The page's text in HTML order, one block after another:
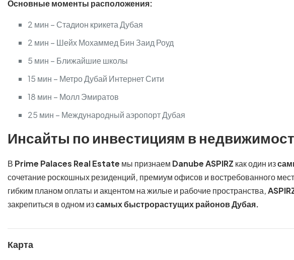
Основные моменты расположения:
2 мин – Стадион крикета Дубая
2 мин – Шейх Мохаммед Бин Заид Роуд
5 мин – Ближайшие школы
15 мин – Метро Дубай Интернет Сити
18 мин – Молл Эмиратов
25 мин – Международный аэропорт Дубая
Инсайты по инвестициям в
В Prime Palaces Real Estate мы признаем Danube ASPIRZ как один из
сочетание роскошных резиденций, премиум офисов и востребованного
гибким планом оплаты и акцентом на жилые и рабочие пространства,
закрепиться в одном изсамых быстрорастущих районов Дубая.
Карта